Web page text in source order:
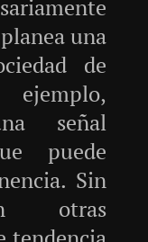
una
de
señal
puede
Sin
otras